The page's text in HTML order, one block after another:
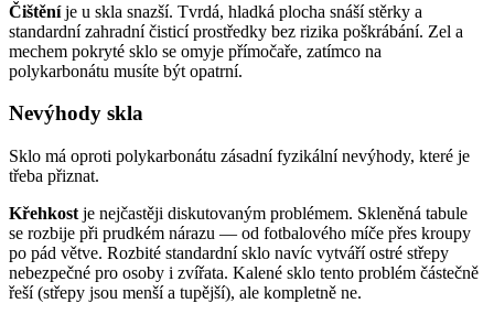
Čištěníje u skla snazší. Tvrdá, hladká plocha snáší stěrky a
standardní zahradní čisticí prostředky bez rizika poškrábání. Zel a
mechem pokryté sklo se omyje přímočaře, zatímco na
polykarbonátu musíte být opatrní.
Nevýhody skla
Sklo má oproti polykarbonátu zásadní fyzikální nevýhody, které je
třeba přiznat.
Křehkost je nejčastěji diskutovaným problémem. Skleněná tabule
se rozbije při prudkém nárazu — od fotbalového míče přes kroupy
po pád větve. Rozbité standardní sklo navíc vytváří ostré střepy
nebezpečné pro osoby i zvířata. Kalené sklo tento problém částečně
řeší (střepy jsou menší a tupější), ale kompletně ne.